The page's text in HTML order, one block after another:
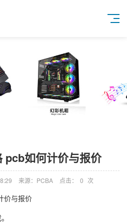
pcb如何计价与报价
来源：PCBA 点击： 0 次